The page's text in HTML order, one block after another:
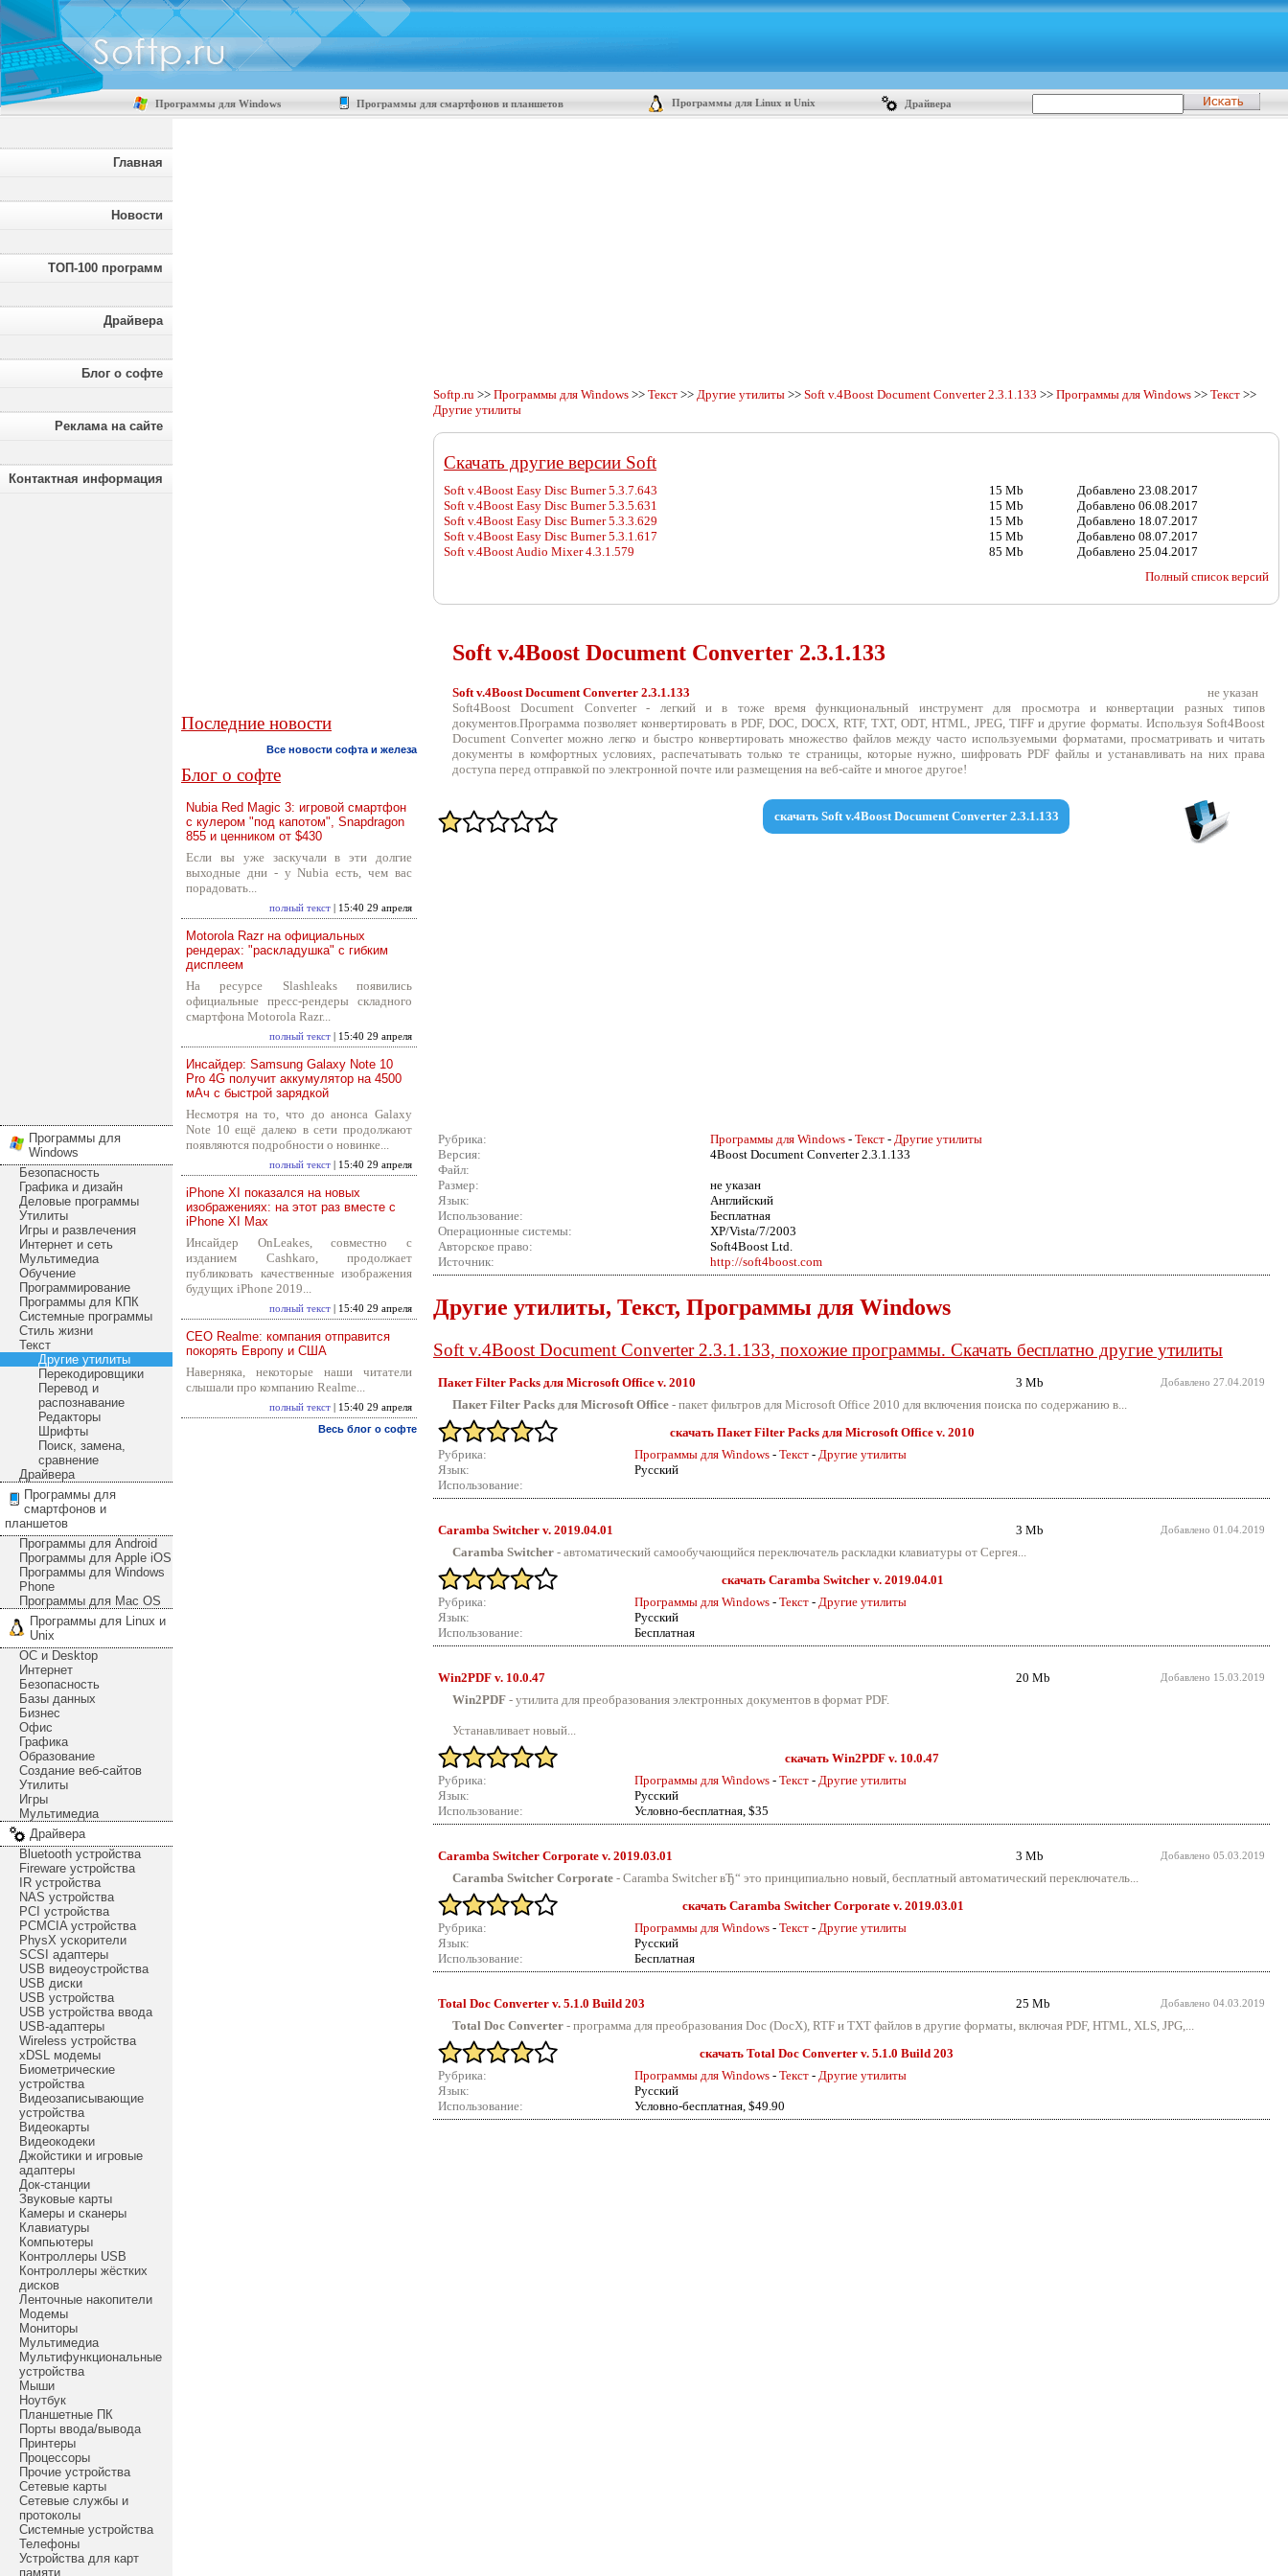
Программы для Windows Программы для смартфонов и планшетов Программы для Linux и Unix Драйвера
Главная
Новости
ТОП-100 программ
Драйвера
Блог о софте
Реклама на сайте
Контактная информация
Программы для
Windows
Безопасность
Графика и дизайн
Деловые программы
Утилиты
Игры и развлечения
Интернет и сеть
Мультимедиа
Обучение
Программирование
Программы для КПК
Системные программы
Стиль жизни
Текст
Другие утилиты
Перекодировщики
Перевод и
распознавание
Редакторы
Шрифты
Поиск, замена,
сравнение
Драйвера
Программы для
смартфонов и
планшетов
Программы для Android
Программы для Apple iOS
Программы для Windows
Phone
Программы для Mac OS
Программы для Linux и
Unix
ОС и Desktop
Интернет
Безопасность
Базы данных
Бизнес
Офис
Графика
Образование
Создание веб-сайтов
Утилиты
Игры
Мультимедиа
Драйвера
Bluetooth устройства
Fireware устройства
IR устройства
NAS устройства
PCI устройства
PCMCIA устройства
PhysX ускорители
SCSI адаптеры
USB видеоустройства
USB диски
USB устройства
USB устройства ввода
USB-адаптеры
Wireless устройства
xDSL модемы
Биометрические
устройства
Видеозаписывающие
устройства
Видеокарты
Видеокодеки
Джойстики и игровые
адаптеры
Док-станции
Звуковые карты
Камеры и сканеры
Клавиатуры
Компьютеры
Контроллеры USB
Контроллеры жёстких
дисков
Ленточные накопители
Модемы
Мониторы
Мультимедиа
Мультифункциональные
устройства
Мыши
Ноутбук
Планшетные ПК
Порты ввода/вывода
Принтеры
Процессоры
Прочие устройства
Сетевые карты
Сетевые службы и
протоколы
Системные устройства
Телефоны
Устройства для карт
памяти
Последние новости
Все новости софта и железа
Блог о софте
Nubia Red Magic 3: игровой смартфон
с кулером "под капотом", Snapdragon
855 и ценником от $430
Если вы уже заскучали в эти долгие
выходные дни - у Nubia есть, чем вас
порадовать...
полный текст | 15:40 29 апреля
Motorola Razr на официальных
рендерах: "раскладушка" с гибким
дисплеем
На ресурсе Slashleaks появились
официальные пресс-рендеры складного
смартфона Motorola Razr...
полный текст | 15:40 29 апреля
Инсайдер: Samsung Galaxy Note 10
Pro 4G получит аккумулятор на 4500
мАч с быстрой зарядкой
Несмотря на то, что до анонса Galaxy
Note 10 ещё далеко в сети продолжают
появляются подробности о новинке...
полный текст | 15:40 29 апреля
iPhone XI показался на новых
изображениях: на этот раз вместе с
iPhone XI Max
Инсайдер OnLeakes, совместно с
изданием Cashkaro, продолжает
публиковать качественные изображения
будущих iPhone 2019...
полный текст | 15:40 29 апреля
CEO Realme: компания отправится
покорять Европу и США
Наверняка, некоторые наши читатели
слышали про компанию Realme...
полный текст | 15:40 29 апреля
Весь блог о софте
Softp.ru >> Программы для Windows >> Текст >> Другие утилиты >> Soft v.4Boost Document Converter 2.3.1.133 >> Программы для Windows >> Текст >>
Другие утилиты
Cкачать другие версии Soft
Soft v.4Boost Easy Disc Burner 5.3.7.643 15 Mb Добавлено 23.08.2017
Soft v.4Boost Easy Disc Burner 5.3.5.631
15 Mb Добавлено 06.08.2017
Soft v.4Boost Easy Disc Burner 5.3.3.629
15 Mb Добавлено 18.07.2017
Soft v.4Boost Easy Disc Burner 5.3.1.617
15 Mb Добавлено 08.07.2017
Soft v.4Boost Audio Mixer 4.3.1.579
85 Mb Добавлено 25.04.2017
Полный список версий
Soft v.4Boost Document Converter 2.3.1.133
Soft v.4Boost Document Converter 2.3.1.133
не указан
Soft4Boost Document Converter - легкий и в тоже время функциональный инструмент для просмотра и конвертации разных типов
документов.Программа позволяет конвертировать в PDF, DOC, DOCX, RTF, TXT, ODT, HTML, JPEG, TIFF и другие форматы. Используя Soft4Boost
Document Converter можно легко и быстро конвертировать множество файлов между часто используемыми форматами, просматривать и читать
документы в комфортных условиях, распечатывать только те страницы, которые нужно, шифровать PDF файлы и устанавливать на них права
доступа перед отправкой по электронной почте или размещения на веб-сайте и многое другое!
скачать Soft v.4Boost Document Converter 2.3.1.133
Рубрика: Программы для Windows - Текст - Другие утилиты
Версия:
4Boost Document Converter 2.3.1.133
Файл:
Размер:
не указан
Язык:
Английский
Использование:
Бесплатная
Операционные системы:
XP/Vista/7/2003
Авторское право:
Soft4Boost Ltd.
Источник:
http://soft4boost.com
Другие утилиты, Текст, Программы для Windows
Soft v.4Boost Document Converter 2.3.1.133, похожие программы. Скачать бесплатно другие утилиты
Пакет Filter Packs для Microsoft Office v. 2010 3 Mb Добавлено 27.04.2019
Пакет Filter Packs для Microsoft Office - пакет фильтров для Microsoft Office 2010 для включения поиска по содержанию в...
скачать Пакет Filter Packs для Microsoft Office v. 2010
Рубрика:
Программы для Windows - Текст - Другие утилиты
Язык:
Русский
Использование:
Caramba Switcher v. 2019.04.01 3 Mb Добавлено 01.04.2019
Caramba Switcher - автоматический самообучающийся переключатель раскладки клавиатуры от Сергея...
скачать Caramba Switcher v. 2019.04.01
Рубрика:
Программы для Windows - Текст - Другие утилиты
Язык:
Русский
Использование:
Бесплатная
Win2PDF v. 10.0.47 20 Mb Добавлено 15.03.2019
Win2PDF - утилита для преобразования электронных документов в формат PDF.
Устанавливает новый...
скачать Win2PDF v. 10.0.47
Рубрика:
Программы для Windows - Текст - Другие утилиты
Язык:
Русский
Использование:
Условно-бесплатная, $35
Caramba Switcher Corporate v. 2019.03.01 3 Mb Добавлено 05.03.2019
Caramba Switcher Corporate - Caramba Switcher вЂ“ это принципиально новый, бесплатный автоматический переключатель...
скачать Caramba Switcher Corporate v. 2019.03.01
Рубрика:
Программы для Windows - Текст - Другие утилиты
Язык:
Русский
Использование:
Бесплатная
Total Doc Converter v. 5.1.0 Build 203 25 Mb Добавлено 04.03.2019
Total Doc Converter - программа для преобразования Doc (DocX), RTF и TXT файлов в другие форматы, включая PDF, HTML, XLS, JPG,...
скачать Total Doc Converter v. 5.1.0 Build 203
Рубрика:
Программы для Windows - Текст - Другие утилиты
Язык:
Русский
Использование:
Условно-бесплатная, $49.90